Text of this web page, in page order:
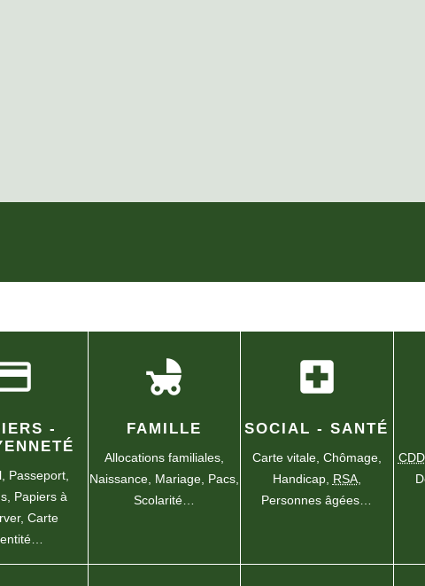
-
Passeport,
Papiers à
Carte
child_friendly
FAMILLE
Allocations familiales,
Naissance, Mariage, Pacs,
Scolarité…
local_hospital
SOCIAL - SANTÉ
Carte vitale, Chômage,
Handicap, RSA,
Personnes âgées…
CDD,